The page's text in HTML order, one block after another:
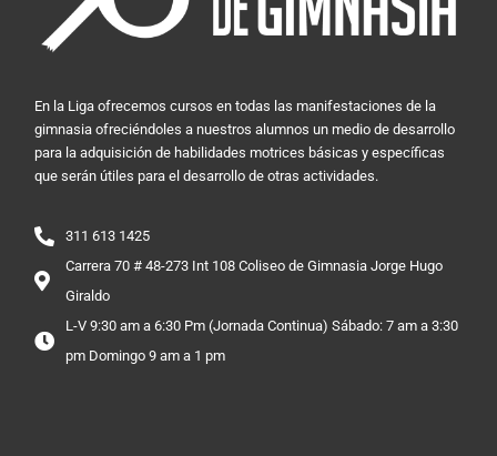
En la Liga ofrecemos cursos en todas las manifestaciones de la
gimnasia ofreciéndoles a nuestros alumnos un medio de desarrollo
para la adquisición de habilidades motrices básicas y específicas
que serán útiles para el desarrollo de otras actividades.
311 613 1425
Carrera 70 # 48-273 Int 108 Coliseo de Gimnasia Jorge Hugo
Giraldo
L-V 9:30 am a 6:30 Pm (Jornada Continua) Sábado: 7 am a 3:30
pm Domingo 9 am a 1 pm